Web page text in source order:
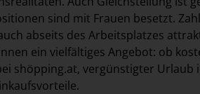
sind mit Frauen besetzt.
abseits des Arbeitsplatzes
ein vielfältiges Angebot: ob
shöpping.at, vergünstigter Urlaub